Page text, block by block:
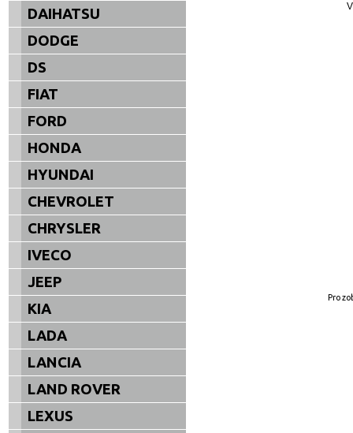
Pro
DAIHATSU
DODGE
DS
FIAT
FORD
HONDA
HYUNDAI
CHEVROLET
CHRYSLER
IVECO
JEEP
KIA
LADA
LANCIA
LAND ROVER
LEXUS